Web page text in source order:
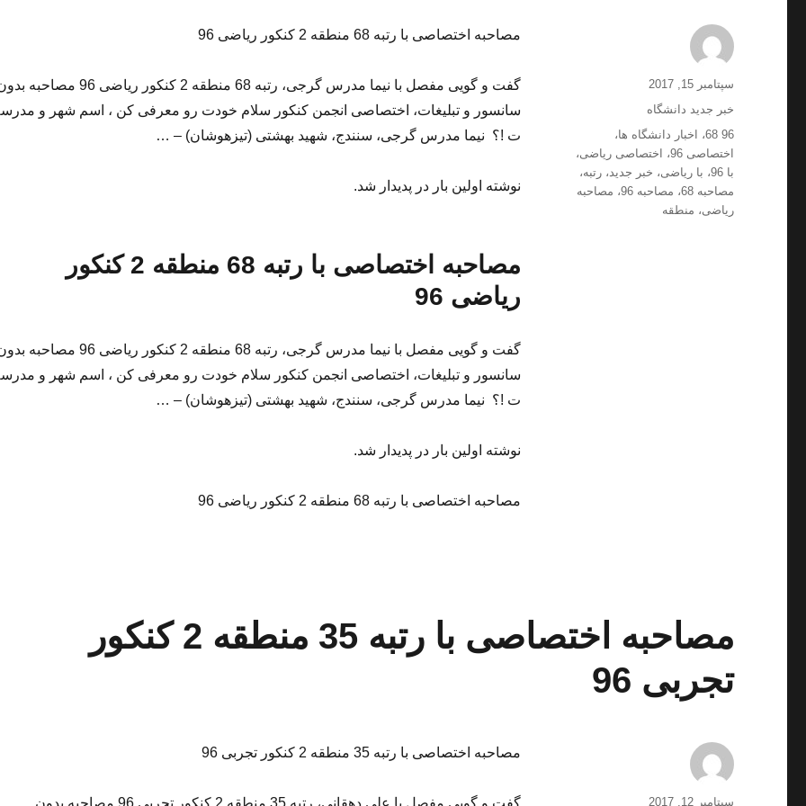
مصاحبه اختصاصی با رتبه 68 منطقه 2 کنکور ریاضی 96
گفت و گویی مفصل با نیما مدرس گرجی، رتبه 68 منطقه 2 کنکور ریاضی 96 مصاحبه
سانسور و تبلیغات، اختصاصی انجمن کنکور سلام خودت رو معرفی کن ، اسم شهر و
ت !؟ نیما مدرس گرجی، سنندج، شهید بهشتی (تیزهوشان) – …
نوشته اولین بار در پدیدار شد.
مصاحبه اختصاصی با رتبه 68 منطقه 2 کنکور
ریاضی 96
گفت و گویی مفصل با نیما مدرس گرجی، رتبه 68 منطقه 2 کنکور ریاضی 96 مصاحبه
سانسور و تبلیغات، اختصاصی انجمن کنکور سلام خودت رو معرفی کن ، اسم شهر و
ت !؟ نیما مدرس گرجی، سنندج، شهید بهشتی (تیزهوشان) – …
نوشته اولین بار در پدیدار شد.
مصاحبه اختصاصی با رتبه 68 منطقه 2 کنکور ریاضی 96
نویسنده
ارسال
سپتامبر 15, 2017
دسته‌ها
خبر جدید دانشگاه
برچسب‌ها
96 68 ، اخبار دانشگاه ها،
اختصاصی 96
، اختصاصی ریاضی،
با 96
، با ریاضی، خبر جدید،رتبه،
مصاحبه 68
، مصاحبه 96 ، مصاحبه
ریاضی، منطقه
مصاحبه اختصاصی با رتبه 35 منطقه 2 کنکور
تجربی 96
مصاحبه اختصاصی با رتبه 35 منطقه 2 کنکور تجربی 96
گفت و گویی مفصل با علی دهقانی، رتبه 35 منطقه 2 کنکور تجربی 96 مصاحبه بدون نویسنده
ارسال
سپتامبر 12, 2017